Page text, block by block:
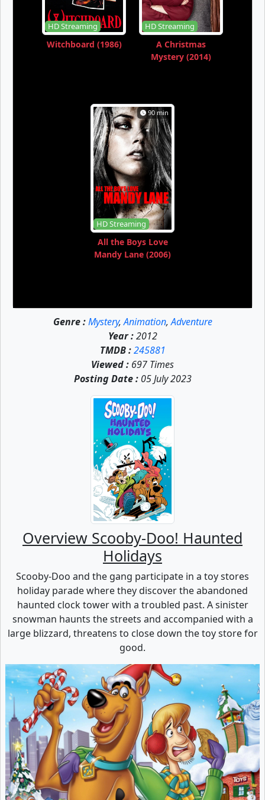
HD Streaming
Witchboard (1986)
HD Streaming
A Christmas
Mystery (2014)
90 min
HD Streaming
All the Boys Love
Mandy Lane (2006)
Genre : Mystery,Animation,Adventure
Year :2012
TMDB : 245881
Viewed : 697 Times
Posting Date :05 July 2023
Overview Scooby-Doo! Haunted
Holidays
Scooby-Doo and the gang participate in a toy stores
holiday parade where they discover the abandoned
haunted clock tower with a troubled past. A sinister
snowman haunts the streets and accompanied with a
large blizzard, threatens to close down the toy store for
good.